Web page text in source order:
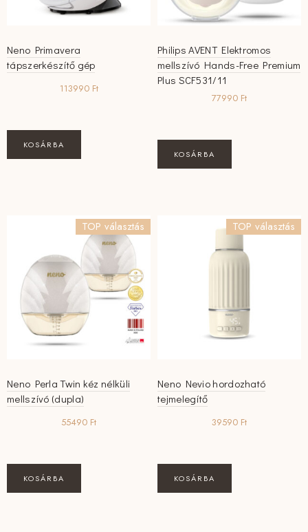
Neno Primavera
tápszerkészítő gép
113990 Ft
KOSÁRBA
Philips AVENT Elektromos
mellszívó Hands-Free Premium
Plus SCF531/11
77990 Ft
KOSÁRBA
TOP választás
Neno Perla Twin kéz nélküli
mellszívó (dupla)
55490 Ft
KOSÁRBA
TOP választás
Neno Nevio hordozható
tejmelegítő
39590 Ft
KOSÁRBA